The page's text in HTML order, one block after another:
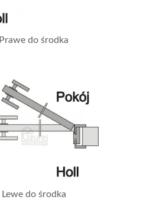
Prawe do środka
Lewe do środka